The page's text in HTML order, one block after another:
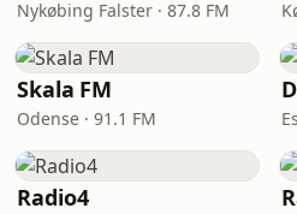
Nykøbing Falster · 87.8 FM
Skala FM
Odense · 91.1 FM
Radio4